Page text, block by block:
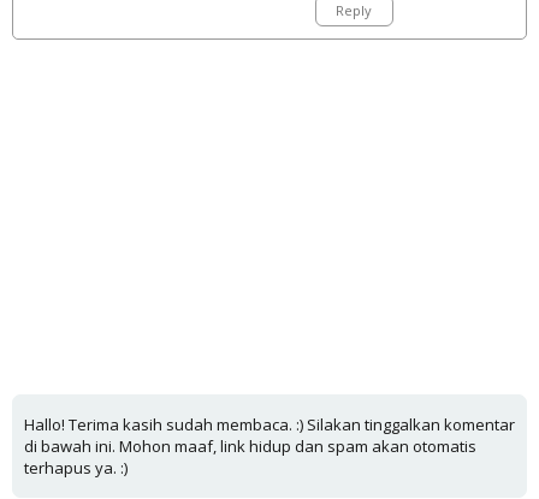
Reply
Hallo! Terima kasih sudah membaca. :) Silakan tinggalkan komentar
di bawah ini. Mohon maaf, link hidup dan spam akan otomatis
terhapus ya. :)